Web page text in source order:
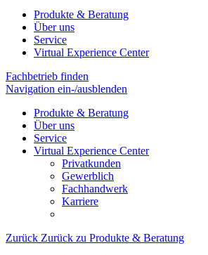
Produkte & Beratung
Über uns
Service
Virtual Experience Center
Fachbetrieb finden
Navigation ein-/ausblenden
Produkte & Beratung
Über uns
Service
Virtual Experience Center
Privatkunden
Gewerblich
Fachhandwerk
Karriere
Zurück Zurück zu Produkte & Beratung